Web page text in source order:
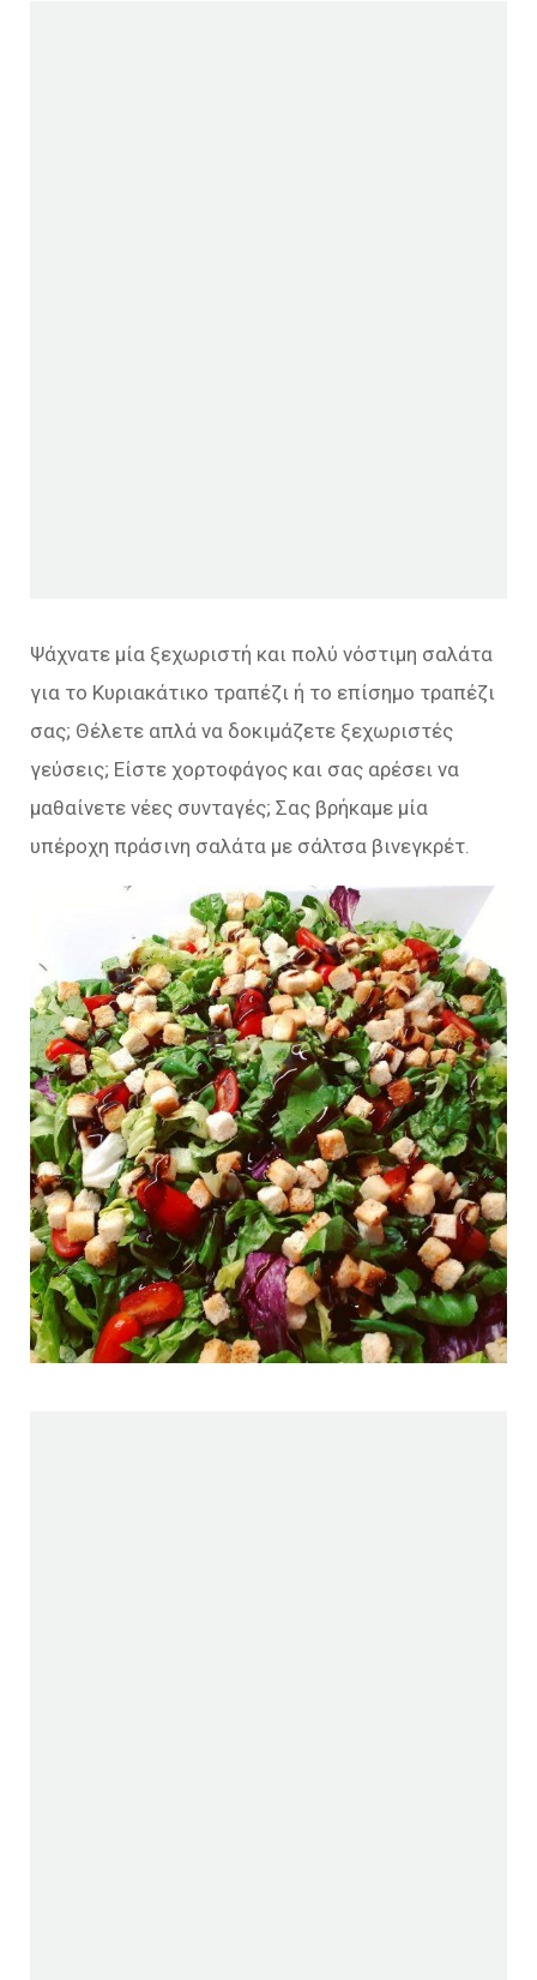
Ψάχνατε μία ξεχωριστή και πολύ νόστιμη σαλάτα
για το Κυριακάτικο τραπέζι ή το επίσημο τραπέζι
σας; Θέλετε απλά να δοκιμάζετε ξεχωριστές
γεύσεις; Είστε χορτοφάγος και σας αρέσει να
μαθαίνετε νέες συνταγές; Σας βρήκαμε μία
υπέροχη πράσινη σαλάτα με σάλτσα βινεγκρέτ.